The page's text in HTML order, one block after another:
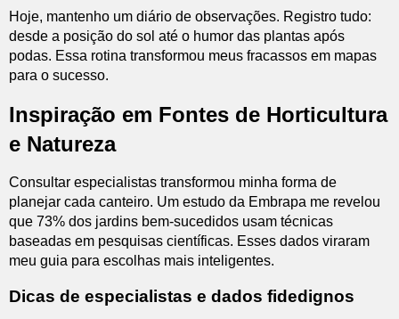
Hoje, mantenho um diário de observações. Registro tudo:
desde a posição do sol até o humor das plantas após
podas. Essa rotina transformou meus fracassos em mapas
para o sucesso.
Inspiração em Fontes de Horticultura
e Natureza
Consultar especialistas transformou minha forma de
planejar cada canteiro. Um estudo da Embrapa me revelou
que 73% dos jardins bem-sucedidos usam técnicas
baseadas em pesquisas científicas. Esses dados viraram
meu guia para escolhas mais inteligentes.
Dicas de especialistas e dados fidedignos